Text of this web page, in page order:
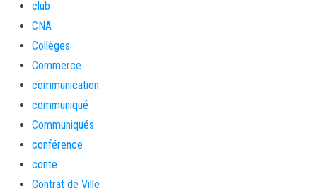
club
CNA
Collèges
Commerce
communication
communiqué
Communiqués
conférence
conte
Contrat de Ville